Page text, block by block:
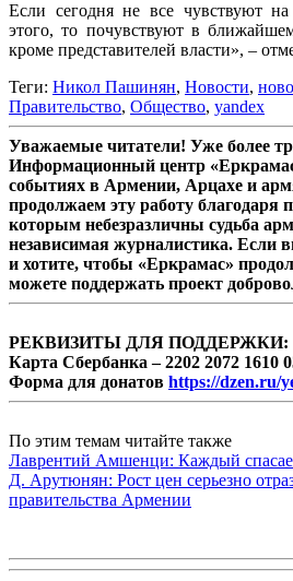
Если сегодня не все чувствуют на
этого, то почувствуют в
кроме представителей власти», –
Теги: Никол Пашинян, Новости,
Правительство, Общество, yandex
Уважаемые читатели! Уже более
Информационный центр
событиях в Армении, Арцахе и
продолжаем эту работу благодаря
которым небезразличны судьба
независимая журналистика. Если
и хотите, чтобы «Еркрамас»
можете поддержать проект
РЕКВИЗИТЫ ДЛЯ ПОДДЕРЖКИ:
Карта Сбербанка – 2202 2072 1610
Форма для донатов https://dzen.ru/
По этим темам читайте также
Лаврентий Амшенци: Каждый
Д. Арутюнян: Рост цен серьезно
правительства Армении